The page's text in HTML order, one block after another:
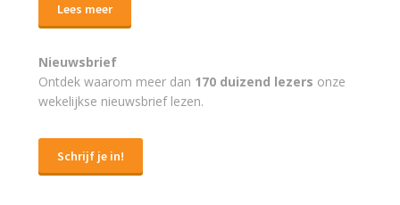
Lees meer
Nieuwsbrief
Ontdek waarom meer dan 170 duizend lezers onze
wekelijkse nieuwsbrief lezen.
Schrijf je in!